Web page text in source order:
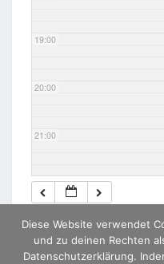
19:00
20:00
21:00
22:00
23:00
Diese Website verwendet
und zu deinen Rechten
Datenschutzerklärung.